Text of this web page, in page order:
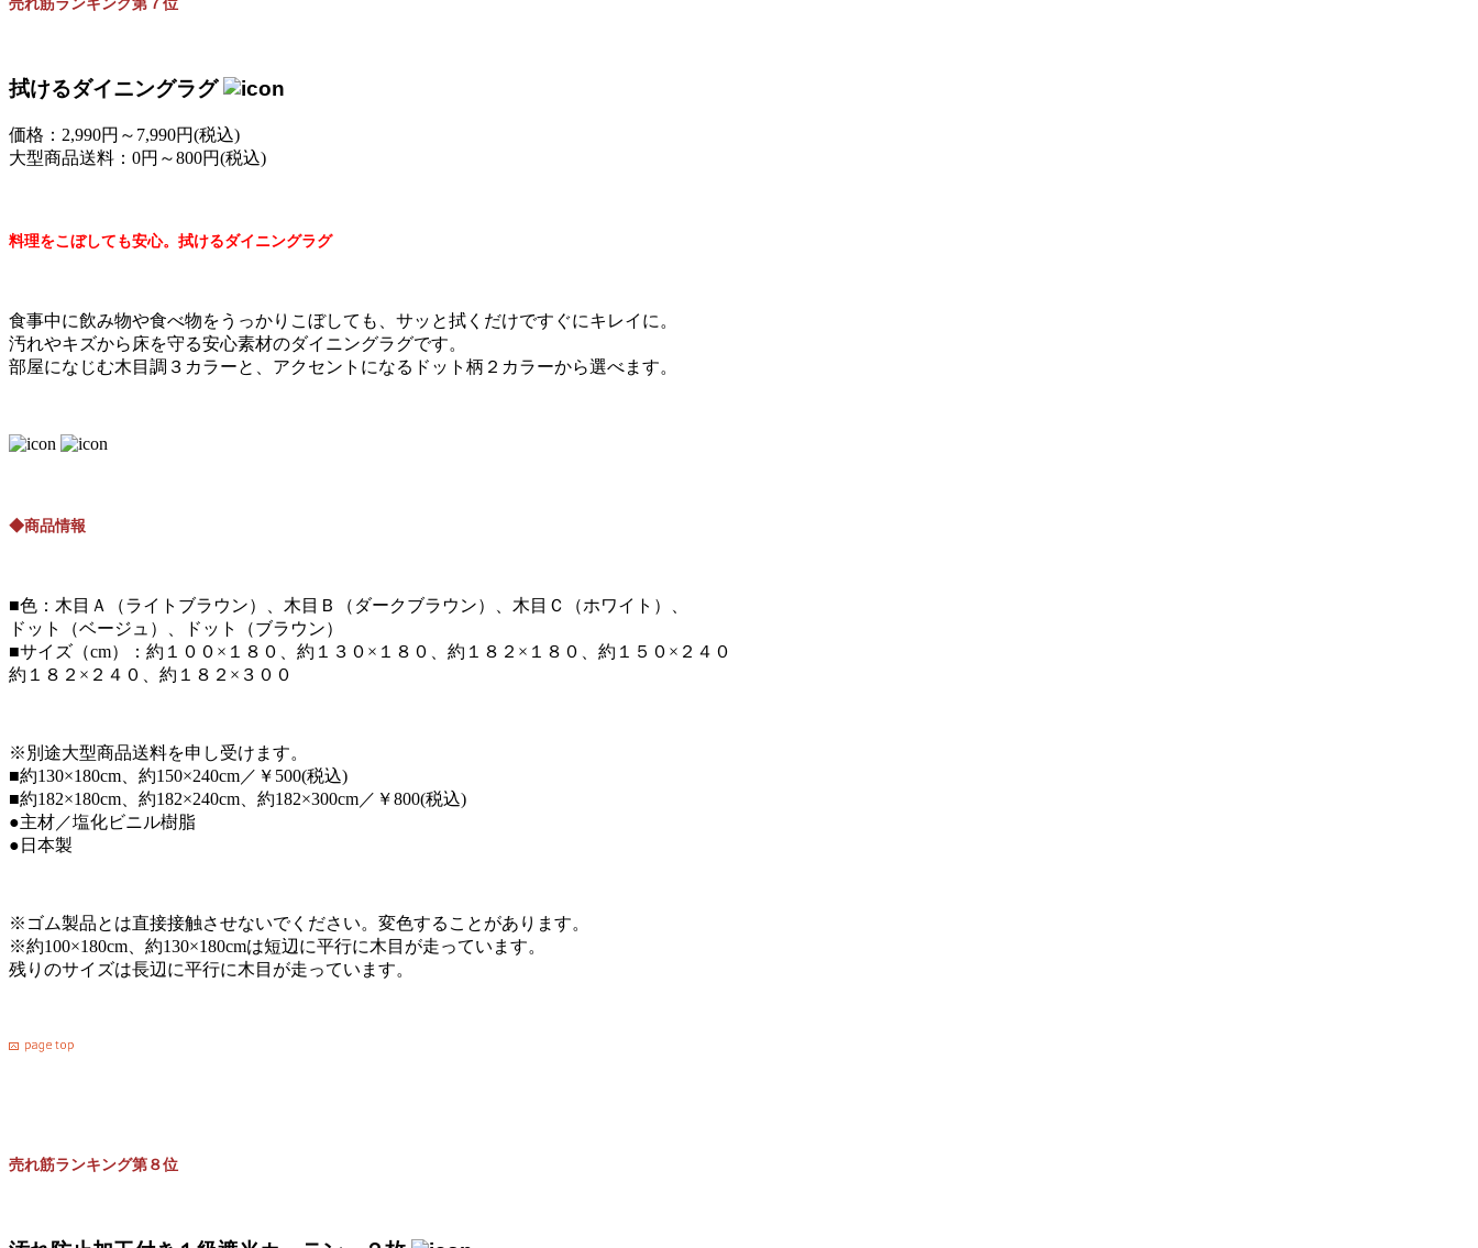
拭けるダイニングラグ
価格：2,990円～7,990円(税込)
大型商品送料：0円～800円(税込)
料理をこぼしても安心。拭けるダイニングラグ
食事中に飲み物や食べ物をうっかりこぼしても、サッと拭くだけですぐにキレイに。
汚れやキズから床を守る安心素材のダイニングラグです。
部屋になじむ木目調３カラーと、アクセントになるドット柄２カラーから選べます。
◆商品情報
■色：木目Ａ（ライトブラウン）、木目Ｂ（ダークブラウン）、木目Ｃ（ホワイト）、
ドット（ベージュ）、ドット（ブラウン）
■サイズ（cm）：約１００×１８０、約１３０×１８０、約１８２×１８０、約１５０×２４０
約１８２×２４０、約１８２×３００
※別途大型商品送料を申し受けます。
■約130×180cm、約150×240cm／￥500(税込)
■約182×180cm、約182×240cm、約182×300cm／￥800(税込)
●主材／塩化ビニル樹脂
●日本製
※ゴム製品とは直接接触させないでください。変色することがあります。
※約100×180cm、約130×180cmは短辺に平行に木目が走っています。
残りのサイズは長辺に平行に木目が走っています。
売れ筋ランキング第８位